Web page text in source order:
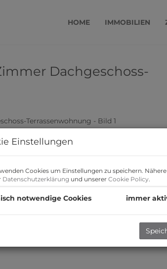
HOME IMMOBILIEN
Dachgeschoss-
Einstellungen
Cookies um Einstellungen zu speichern.
Datenschutzerklärung und unserer Cookie Policy.
notwendige Cookies immer